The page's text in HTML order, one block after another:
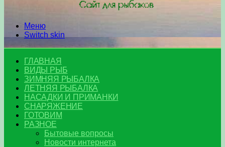
Меню
Switch skin
ГЛАВНАЯ
ВИДЫ РЫБ
ЗИМНЯЯ РЫБАЛКА
ЛЕТНЯЯ РЫБАЛКА
НАСАДКИ И ПРИМАНКИ
СНАРЯЖЕНИЕ
ГОТОВИМ
РАЗНОЕ
Бытовые вопросы
Новости интернета